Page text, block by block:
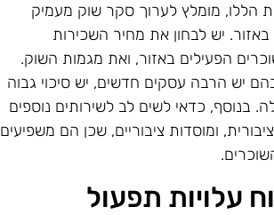
הללו, מומלץ לערוך סקר שוק מעמיק
יש לבחון את מחיר השכירות
הפעילים באזור, ואת מגמות השוק.
יש הרבה עסקים חדשים, יש סיכוי גבוה
בנוסף, כדאי לשים לב לשירותים נוספים
ומוסדות ציבוריים, שכן הם משפיעים
עלויות תפעול